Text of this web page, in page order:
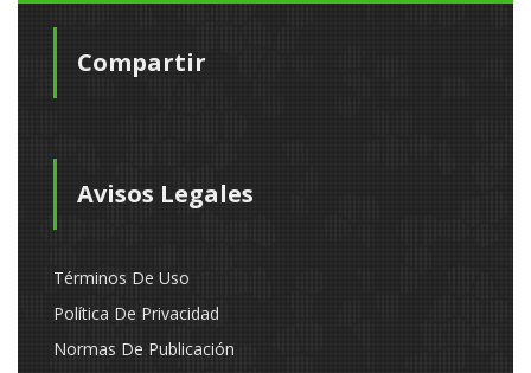
Compartir
Avisos Legales
Términos De Uso
Política De Privacidad
Normas De Publicación